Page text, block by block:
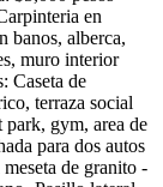
en
banos, alberca,
muro interior
Caseta de
terraza social
park, gym, area de
para dos autos
de granito -